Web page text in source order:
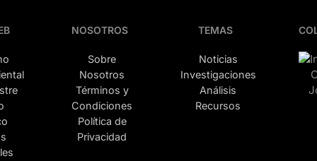
NOSOTROS
Sobre
Nosotros
Términos y
Condiciones
Política de
Privacidad
TEMAS
Noticias
Investigaciones
Análisis
Recursos